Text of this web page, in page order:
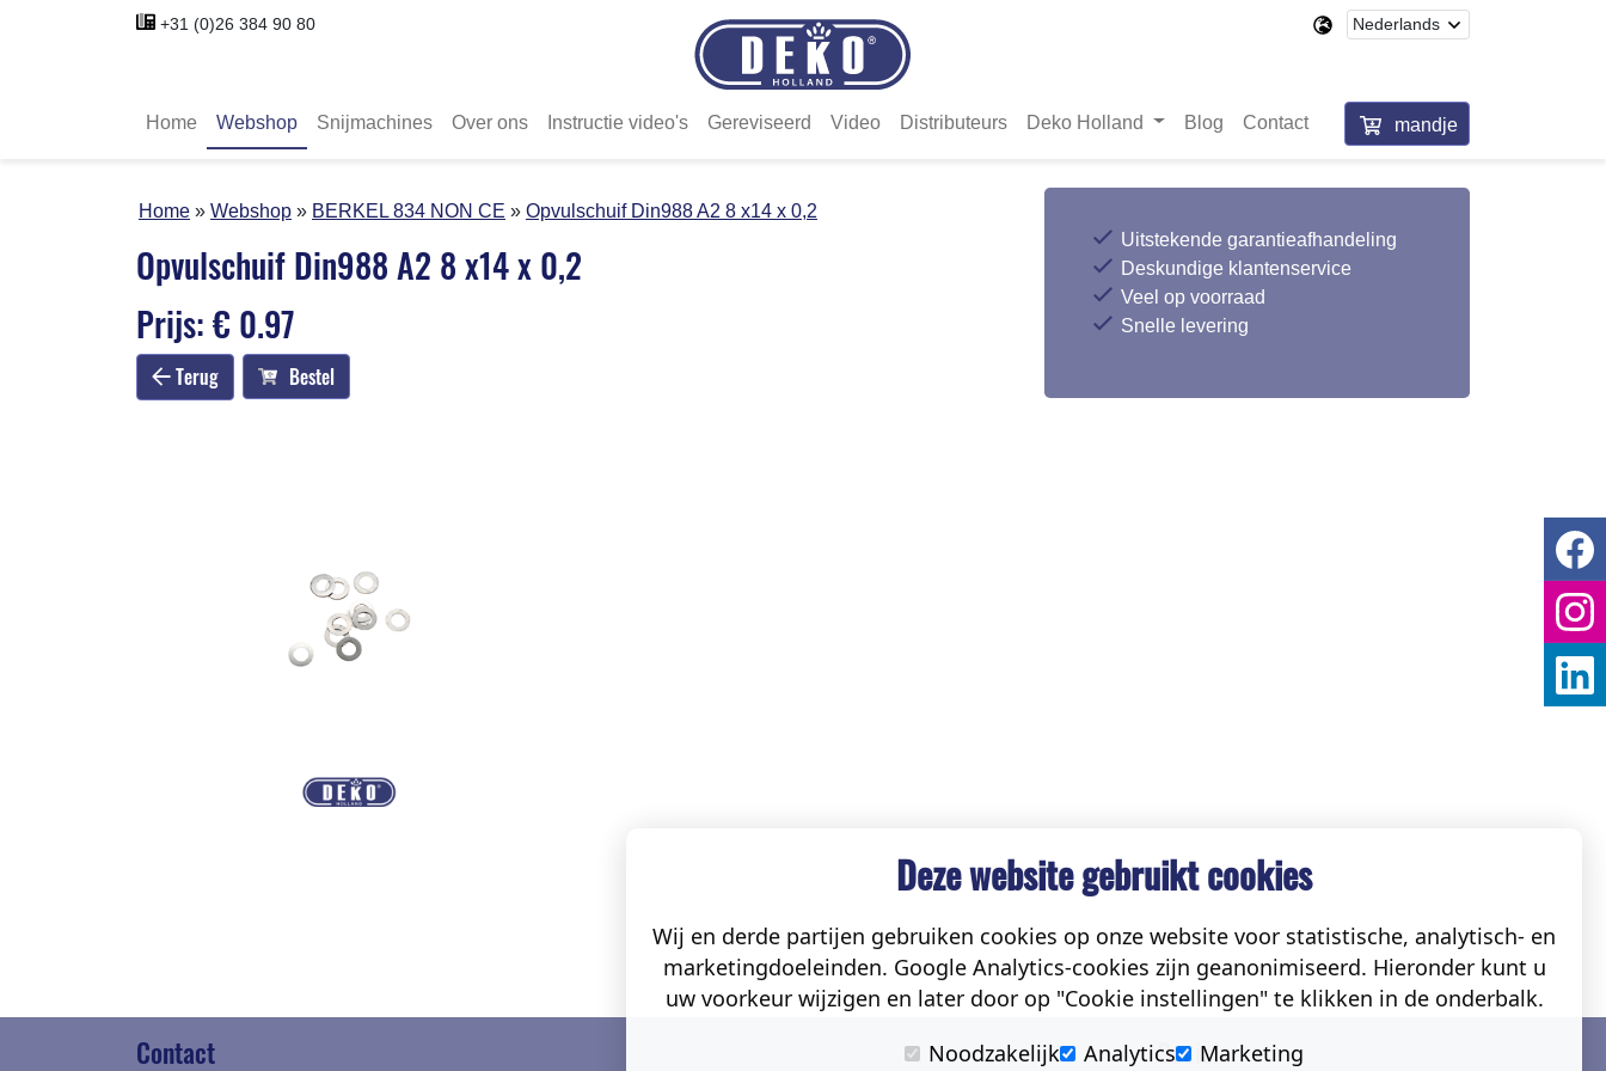
+31 (0)26 384 90 80
Home Webshop Snijmachines Over ons Instructie video's Gereviseerd Video Distributeurs Deko Holland Blog Contact mandje
Home Webshop BERKEL 834 NON CE Opvulschuif Din988 A2 8 x14 x 0,2
Opvulschuif Din988 A2 8 x14 x 0,2
Prijs: € 0.97
Terug Bestel
Uitstekende garantieafhandeling
Deskundige klantenservice
Veel op voorraad
Snelle levering
Contact Social
Deze website gebruikt cookies
Wij en derde partijen gebruiken cookies op onze website voor statistische, analytisch- en
marketingdoeleinden. Google Analytics-cookies zijn geanonimiseerd. Hieronder kunt u
uw voorkeur wijzigen en later door op "Cookie instellingen" te klikken in de onderbalk.
Noodzakelijk
Analytics Marketing